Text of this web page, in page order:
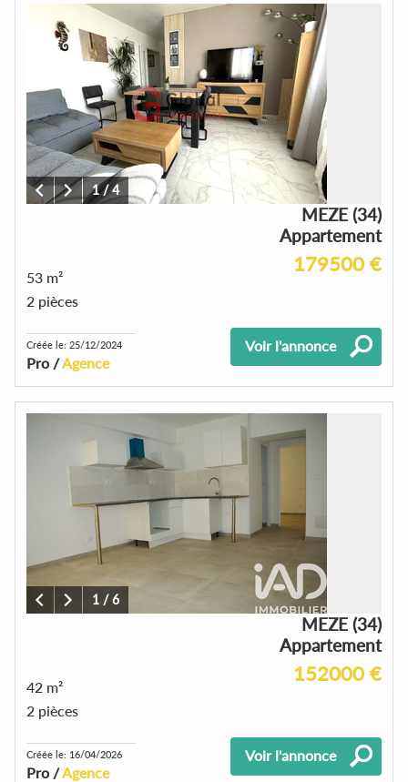
1/4
MEZE (34)
Appartement
179500 €
53 m²
2 pièces
Créée le: 25/12/2024
Pro /Agence
Voir l'annonce
1 /6
MEZE (34)
Appartement
152000 €
42 m²
2 pièces
Créée le: 16/04/2026
Pro /Agence
Voir l'annonce